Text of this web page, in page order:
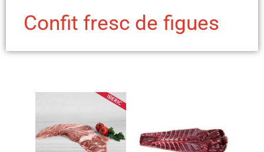
Confit fresc de figues